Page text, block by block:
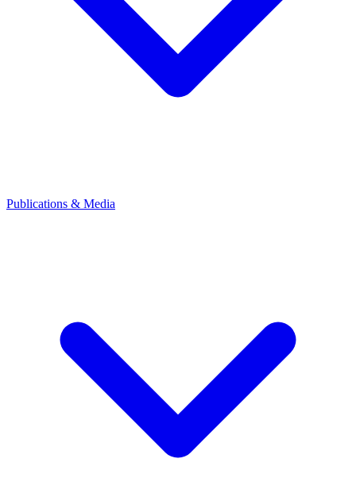
Publications & Media